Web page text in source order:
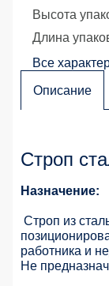
Высота
Длина
Все
Описание
Строп
Назначение:
Строп из
работника и
Не